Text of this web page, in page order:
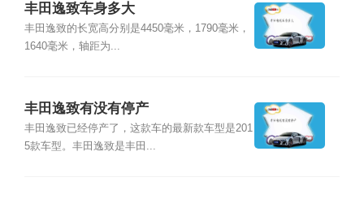
丰田逸致车身多大
丰田逸致的长宽高分别是4450毫米，1790毫米，
1640毫米，轴距为...
丰田逸致有没有停产
丰田逸致已经停产了，这款车的最新款车型是201
5款车型。丰田逸致是丰田...